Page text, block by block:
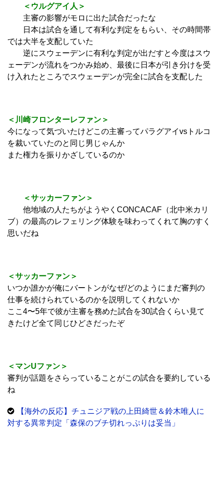
＜ウルグアイ人＞
主審の影響がモロに出た試合だったな
日本は試合を通して有利な判定をもらい、その時間帯
では大半を支配していた
逆にスウェーデンに有利な判定が出だすと今度はスウ
ェーデンが流れをつかみ始め、最後に日本が引き分けを受
け入れたところでスウェーデンが完全に試合を支配した
＜川崎フロンターレファン＞
今になって気づいたけどこの主審ってパラグアイvsトルコ
を裁いていたのと同じ男じゃんか
また権力を振りかざしているのか
＜サッカーファン＞
他地域の人たちがようやくCONCACAF（北中米カリ
ブ）の最高のレフェリング体験を味わってくれて胸のすく
思いだね
＜サッカーファン＞
いつか誰かが俺にバートンがなぜ/どのようにまだ審判の
仕事を続けられているのかを説明してくれないか
ここ4〜5年で彼が主審を務めた試合を30試合くらい見て
きたけど全て同じひどさだったぞ
＜マンUファン＞
審判が話題をさらっていることがこの試合を要約している
ね
【海外の反応】チュニジア戦の上田綺世＆鈴木唯人に
対する異常判定「森保のブチ切れっぷりは妥当」